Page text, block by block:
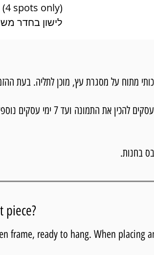
spots only)
לישון בחדר משותף ל-2 - (4
מתוח על מסגרת עץ, מוכן לתליה. בעת ההזמנה יש
בחנות.
piece?
frame, ready to hang. When placing